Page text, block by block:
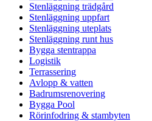
Stenläggning trädgård
Stenläggning uppfart
Stenläggning uteplats
Stenläggning runt hus
Bygga stentrappa
Logistik
Terrassering
Avlopp & vatten
Badrumsrenovering
Bygga Pool
Rörinfodring & stambyten